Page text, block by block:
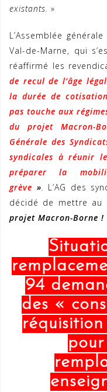
existants. »
L’Assemblée
Val-de-Marne, qui
réaffirmé les
de recul de l’âge
la durée de
pas touche aux
du projet Macron-
Générale des
syndicales à réunir
préparer la
grève ». L’AG des
décidé de mettre au
projet Macron-Borne !
94
des «